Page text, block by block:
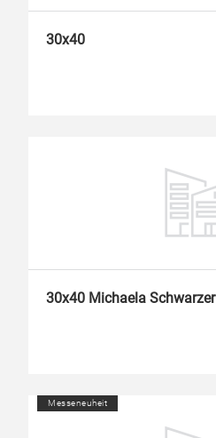
30x40
30x40 Michaela Schwarzer
Messeneuheit